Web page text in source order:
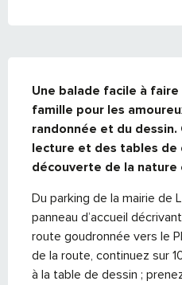
Une balade facile à
famille pour les
randonnée et du
lecture et des tables de
découverte de la nature
Du parking de la mairie de
panneau d’accueil
route goudronnée vers le
de la route, continuez sur
à la table de dessin ;